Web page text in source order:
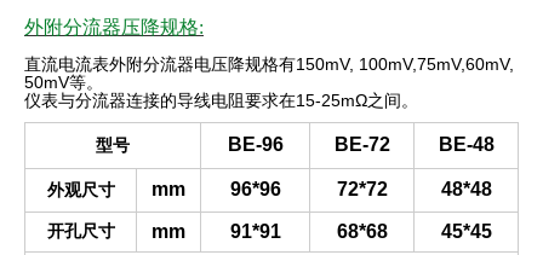
外附分流器压降规格:
直流电流表外附分流器电压降规格有150mV, 100mV,75mV,60mV,
50mV等。
仪表与分流器连接的导线电阻要求在15-25mΩ之间。
型号 BE-96 BE-72 BE-48
外观尺寸 mm 96*96 72*72 48*48
开孔尺寸 mm 91*91 68*68 45*45